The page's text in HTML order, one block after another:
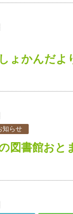
ょかんだ
知らせ
図書館おと